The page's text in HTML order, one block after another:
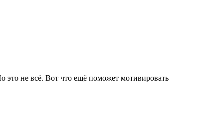
это не всё. Вот что ещё поможет мотивировать